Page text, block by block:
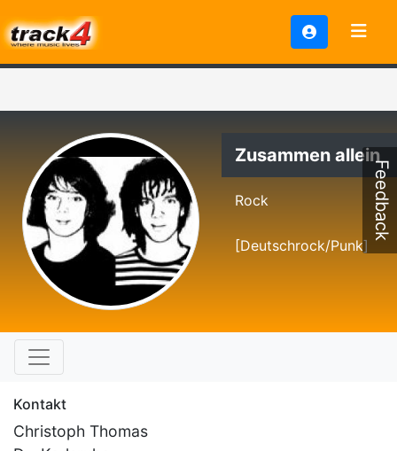
Zusammen allein
Rock
[Deutschrock/Punk]
Kontakt
Christoph Thomas
Feedback